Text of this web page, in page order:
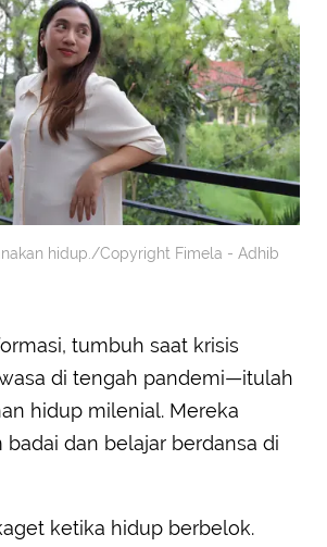
hidup./Copyright Fimela - Adhib
tumbuh saat krisis
di tengah pandemi—itulah
hidup milenial. Mereka
dan belajar berdansa di
ketika hidup berbelok.